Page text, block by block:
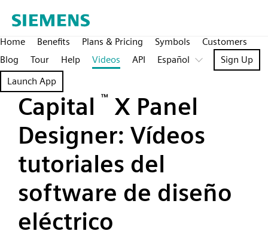
Home Benefits Plans & Pricing Symbols
Customers
Blog
Tour Help Videos API Español
Sign Up
Launch App
Capital ™
X Panel
Designer: Vídeos
tutoriales del
software de diseño
eléctrico